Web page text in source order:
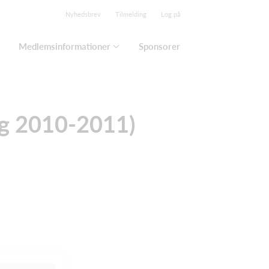
Nyhedsbrev Tilmelding Log på
Medlemsinformationer Sponsorer
2010-2011)